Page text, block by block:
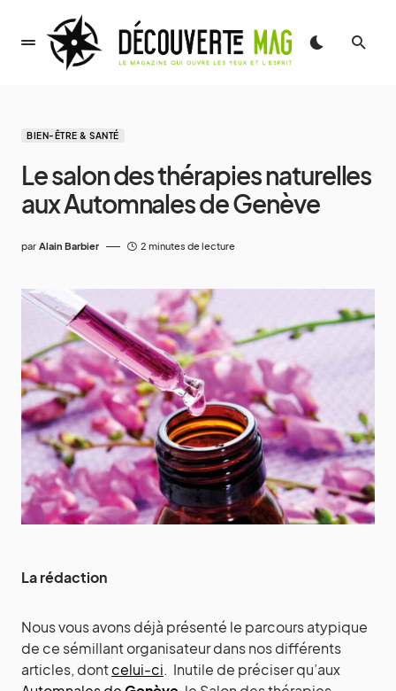
BIEN-ÊTRE & SANTÉ
Le salon des thérapies naturelles
aux Automnales de Genève
par Alain Barbier 2 minutes de lecture
La rédaction
Nous vous avons déjà présenté le parcours atypique
de ce sémillant organisateur dans nos différents
articles, dontcelui-ci. Inutile de préciser qu’aux